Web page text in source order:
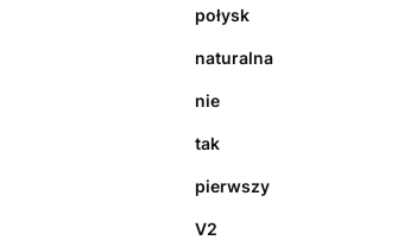
połysk
naturalna
nie
tak
pierwszy
V2